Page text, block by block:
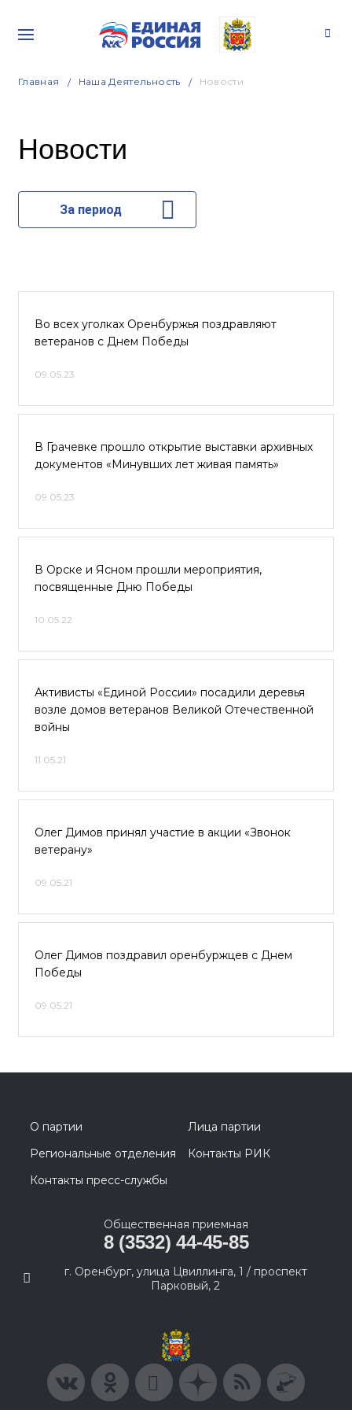
Главная Наша Деятельность Новости
Новости
За период
Во всех уголках Оренбуржья поздравляют
ветеранов с Днем Победы
09.05.23
В Грачевке прошло открытие выставки архивных
документов «Минувших лет живая память»
09.05.23
В Орске и Ясном прошли мероприятия,
посвященные Дню Победы
10.05.22
Активисты «Единой России» посадили деревья
возле домов ветеранов Великой Отечественной
войны
11.05.21
Олег Димов принял участие в акции «Звонок
ветерану»
09.05.21
Олег Димов поздравил оренбуржцев с Днем
Победы
09.05.21
О партии
Лица партии
Региональные отделения
Контакты РИК
Контакты пресс-службы
Общественная приемная
8 (3532) 44-45-85
г. Оренбург, улица Цвиллинга, 1 / проспект
Парковый, 2